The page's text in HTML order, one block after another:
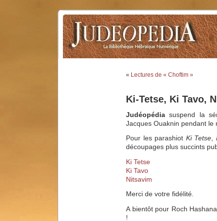
« Lectures de « Choftim »
Ki-Tetse, Ki Tavo,
Judéopédia suspend la
Jacques Ouaknin pendant le
Pour les parashiot Ki Tetse
découpages plus succints
Ki Tetse
Ki Tavo
Nitsavim
Merci de votre fidélité.
A bientôt pour Roch
!